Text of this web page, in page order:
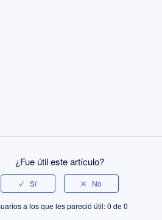
¿Fue útil este artículo?
a los que les pareció útil: 0 de 0